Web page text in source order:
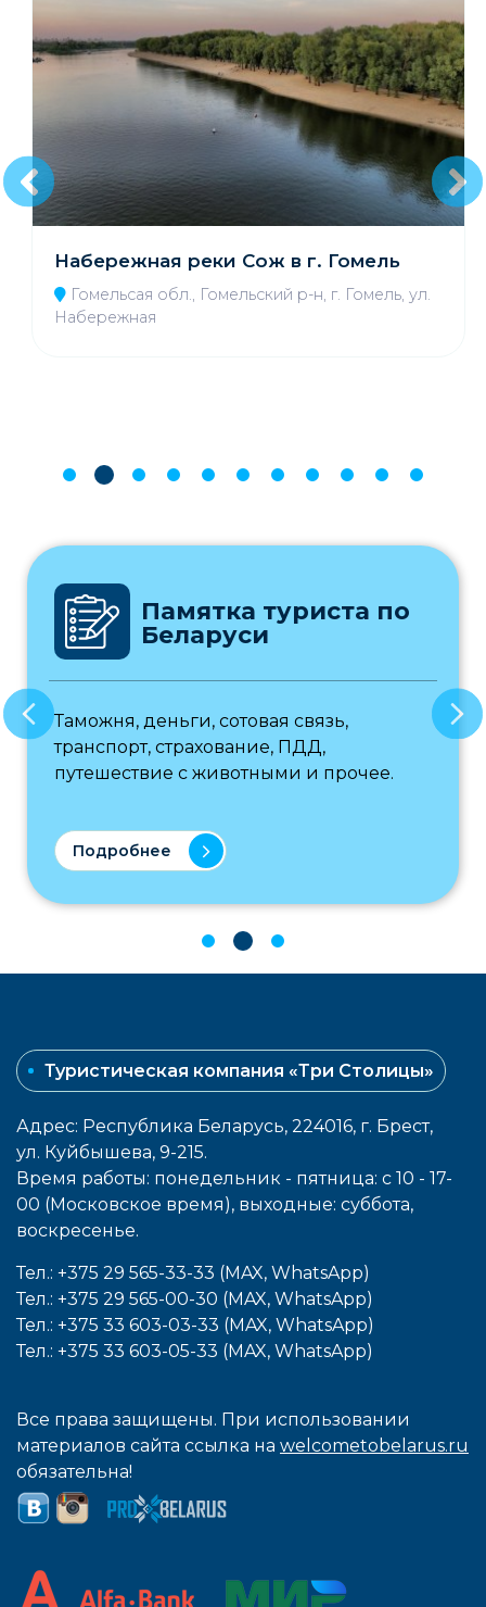
Набережная реки Сож в г. Гомель
Гомельсая обл., Гомельский р-н, г. Гомель, ул.
Набережная
Заказ и оплата
Беларусь
Работаем как с индивидуальными
туристами, так с турфирмами и
корпоративными заказчиками.
Подробнее
Туристическая компания «Три Столицы»
Адрес: Республика Беларусь, 224016, г. Брест,
ул. Куйбышева, 9-215.
Время работы: понедельник - пятница: с 10 - 17-
00 (Московское время), выходные: cуббота,
воcкресенье.
Тел.: +375 29 565-33-33 (MAX, WhatsApp)
Тел.: +375 29 565-00-30 (MAX, WhatsApp)
Тел.: +375 33 603-03-33 (MAX, WhatsApp)
Тел.: +375 33 603-05-33 (MAX, WhatsApp)
Все права защищены. При использовании
материалов сайта ссылка на welcometobelarus.ru
обязательна!